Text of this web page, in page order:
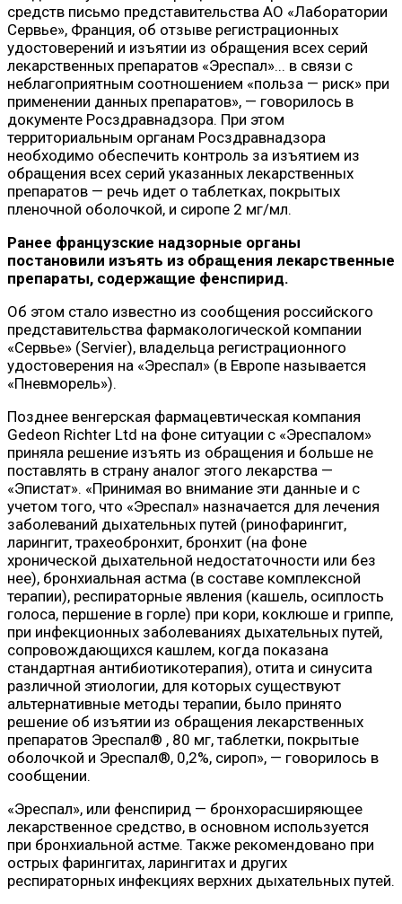
средств письмо представительства АО «Лаборатории
Сервье», Франция, об отзыве регистрационных
удостоверений и изъятии из обращения всех серий
лекарственных препаратов «Эреспал»... в связи с
неблагоприятным соотношением «польза — риск» при
применении данных препаратов», — говорилось в
документе Росздравнадзора. При этом
территориальным органам Росздравнадзора
необходимо обеспечить контроль за изъятием из
обращения всех серий указанных лекарственных
препаратов — речь идет о таблетках, покрытых
пленочной оболочкой, и сиропе 2 мг/мл.
Ранее французские надзорные органы
постановили изъять из обращения лекарственные
препараты, содержащие фенспирид.
Об этом стало известно из сообщения российского
представительства фармакологической компании
«Сервье» (Servier), владельца регистрационного
удостоверения на «Эреспал» (в Европе называется
«Пневморель»).
Позднее венгерская фармацевтическая компания
Gedeon Richter Ltd на фоне ситуации с «Эреспалом»
приняла решение изъять из обращения и больше не
поставлять в страну аналог этого лекарства —
«Эпистат». «Принимая во внимание эти данные и с
учетом того, что «Эреспал» назначается для лечения
заболеваний дыхательных путей (ринофарингит,
ларингит, трахеобронхит, бронхит (на фоне
хронической дыхательной недостаточности или без
нее), бронхиальная астма (в составе комплексной
терапии), респираторные явления (кашель, осиплость
голоса, першение в горле) при кори, коклюше и гриппе,
при инфекционных заболеваниях дыхательных путей,
сопровождающихся кашлем, когда показана
стандартная антибиотикотерапия), отита и синусита
различной этиологии, для которых существуют
альтернативные методы терапии, было принято
решение об изъятии из обращения лекарственных
препаратов Эреспал® , 80 мг, таблетки, покрытые
оболочкой и Эреспал®, 0,2%, сироп», — говорилось в
сообщении.
«Эреспал», или фенспирид — бронхорасширяющее
лекарственное средство, в основном используется
при бронхиальной астме. Также рекомендовано при
острых фарингитах, ларингитах и других
респираторных инфекциях верхних дыхательных путей.